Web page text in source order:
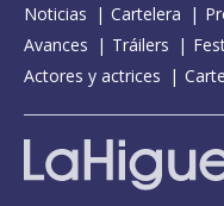
Noticias Cartelera
Avances
Tráilers
Actores y actrices